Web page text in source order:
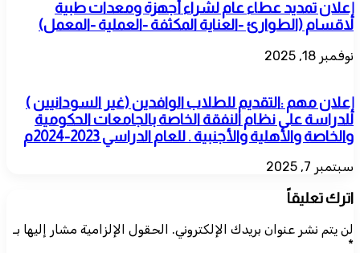
إعلان تمديد عطاء عام لشراء أجهزة ومعدات طبية
لاقسام (الطوارئ -العناية المكثفة -العملية -المعمل)
نوفمبر 18, 2025
إعلان مهم :التقديم للطلاب الوافدين (غير السودانيين )
للدراسة على نظام النفقة الخاصة بالجامعات الحكومية
والخاصة والأهلية والأجنبية . للعام الدراسي 2023-2024م
سبتمبر 7, 2025
اترك تعليقاً
لن يتم نشر عنوان بريدك الإلكتروني. الحقول الإلزامية مشار إليها بـ
*